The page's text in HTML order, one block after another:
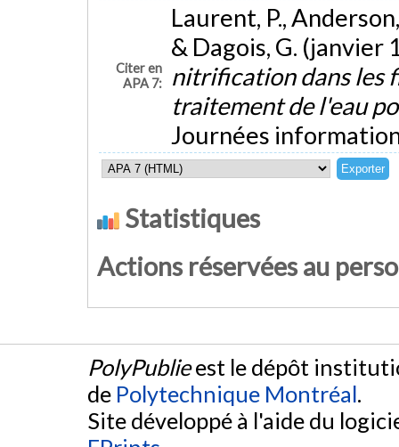
Citer en
APA 7:
Laurent, P.,
& Dagois, G. (janvier
nitrification dans les
traitement de l'eau
Journées
Statistiques
Actions réservées au
PolyPublieest le dépôt
de Polytechnique Montréal.
Site développé à l'aide du